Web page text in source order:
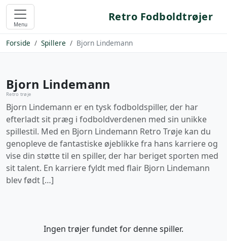
Menu
Retro Fodboldtrøjer
Forside Spillere Bjorn Lindemann
Bjorn Lindemann
Retro trøje
Bjorn Lindemann er en tysk fodboldspiller, der har
efterladt sit præg i fodboldverdenen med sin unikke
spillestil. Med en Bjorn Lindemann Retro Trøje kan du
genopleve de fantastiske øjeblikke fra hans karriere og
vise din støtte til en spiller, der har beriget sporten med
sit talent. En karriere fyldt med flair Bjorn Lindemann
blev født […]
Ingen trøjer fundet for denne spiller.